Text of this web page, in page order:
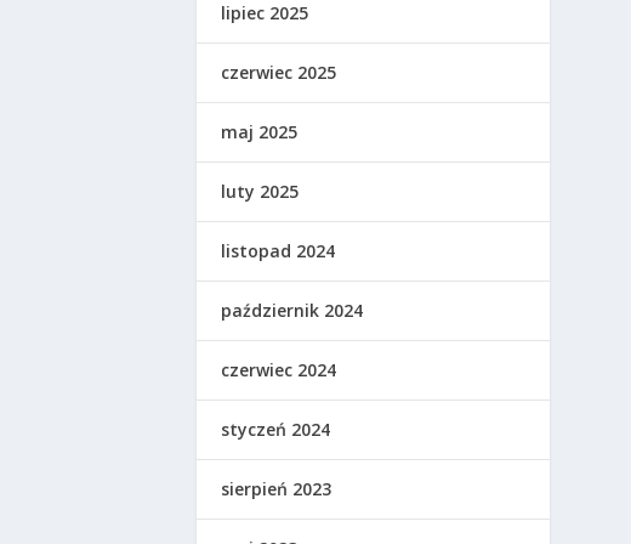
lipiec 2025
czerwiec 2025
maj 2025
luty 2025
listopad 2024
październik 2024
czerwiec 2024
styczeń 2024
sierpień 2023